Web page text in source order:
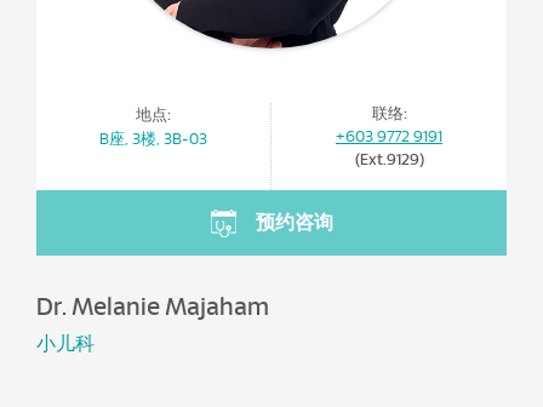
地点:
B座, 3楼, 3B-03
联络:
+603 9772 9191
(Ext.9129)
预约咨询
Dr. Melanie Majaham
小儿科